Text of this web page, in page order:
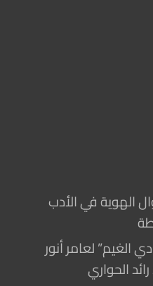
الهوية في الأدب
الغيم” لعامر أنور
الحواري